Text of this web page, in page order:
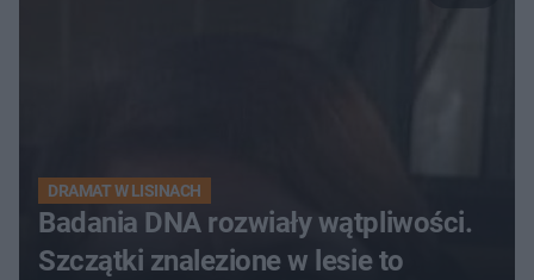
DRAMAT W LISINACH
Badania DNA rozwiały wątpliwości.
Szczątki znalezione w lesie to